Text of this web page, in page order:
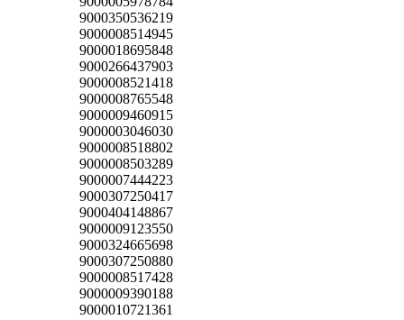
9000350536219
9000008514945
9000018695848
9000266437903
9000008521418
9000008765548
9000009460915
9000003046030
9000008518802
9000008503289
9000007444223
9000307250417
9000404148867
9000009123550
9000324665698
9000307250880
9000008517428
9000009390188
9000010721361